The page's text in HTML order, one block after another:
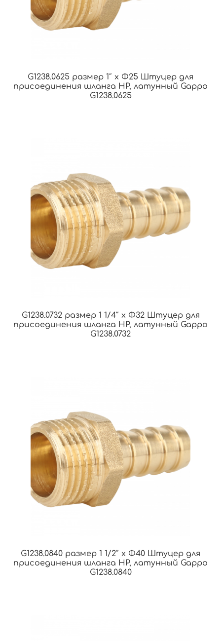
G1238.0625 размер 1″ x Φ25 Штуцер для
присоединения шланга НР, латунный Gappo
G1238.0625
G1238.0732 размер 1 1/4″ x Φ32 Штуцер для
присоединения шланга НР, латунный Gappo
G1238.0732
G1238.0840 размер 1 1/2″ x Φ40 Штуцер для
присоединения шланга НР, латунный Gappo
G1238.0840